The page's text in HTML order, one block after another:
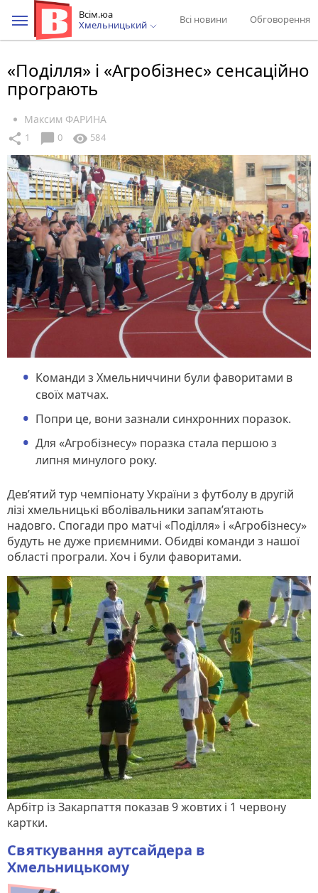
Всім.юа
Хмельницький
Всі новини Обговорення
«Поділля» і «Агробізнес» сенсаційно
програють
Максим ФАРИНА
share 1 chat_bubble 0 visibility 584
Команди з Хмельниччини були фаворитами в
своїх матчах.
Попри це, вони зазнали синхронних поразок.
Для «Агробізнесу» поразка стала першою з
липня минулого року.
Дев’ятий тур чемпіонату України з футболу в другій
лізі хмельницькі вболівальники запам’ятають
надовго. Спогади про матчі «Поділля» і «Агробізнесу»
будуть не дуже приємними. Обидві команди з нашої
області програли. Хоч і були фаворитами.
Арбітр із Закарпаття показав 9 жовтих і 1 червону
картки.
Святкування аутсайдера в
Хмельницькому